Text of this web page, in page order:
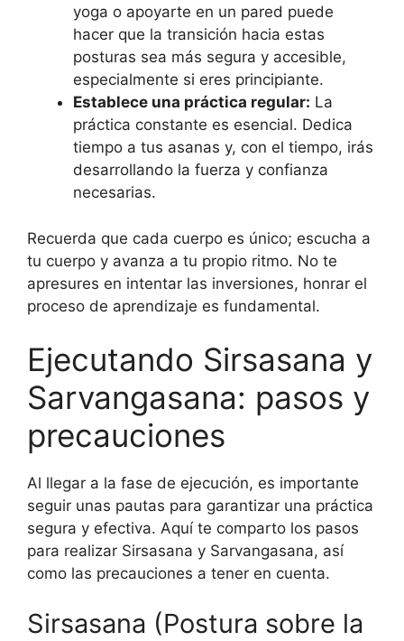
yoga o apoyarte en un pared puede
hacer que la transición hacia estas
posturas sea más segura y accesible,
especialmente si eres principiante.
Establece una práctica regular: La
práctica constante es esencial. Dedica
tiempo a tus asanas y, con el tiempo, irás
desarrollando la fuerza y confianza
necesarias.
Recuerda que cada cuerpo es único; escucha a
tu cuerpo y avanza a tu propio ritmo. No te
apresures en intentar las inversiones, honrar el
proceso de aprendizaje es fundamental.
Ejecutando Sirsasana y
Sarvangasana: pasos y
precauciones
Al llegar a la fase de ejecución, es importante
seguir unas pautas para garantizar una práctica
segura y efectiva. Aquí te comparto los pasos
para realizar Sirsasana y Sarvangasana, así
como las precauciones a tener en cuenta.
Sirsasana (Postura sobre la